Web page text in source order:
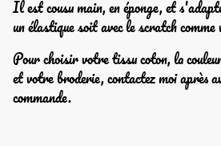
Il est cousu main, en éponge, et
un élastique soit avec le scratch comme
Pour choisir votre tissu coton, la
et votre broderie, contactez moi après
commande.